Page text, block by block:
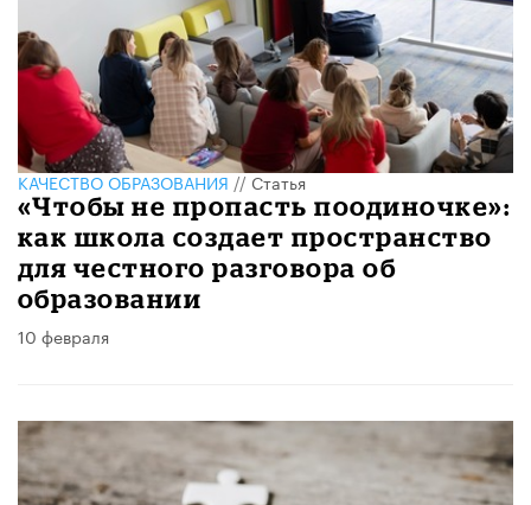
КАЧЕСТВО ОБРАЗОВАНИЯ//Статья
«Чтобы не пропасть поодиночке»:
как школа создает пространство
для честного разговора об
образовании
10 февраля